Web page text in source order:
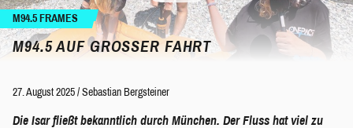
M94.5 FRAMES
M94.5 AUF GROSSER FAHRT
27. August 2025 / Sebastian Bergsteiner
Die Isar fließt bekanntlich durch München. Der Fluss hat viel zu